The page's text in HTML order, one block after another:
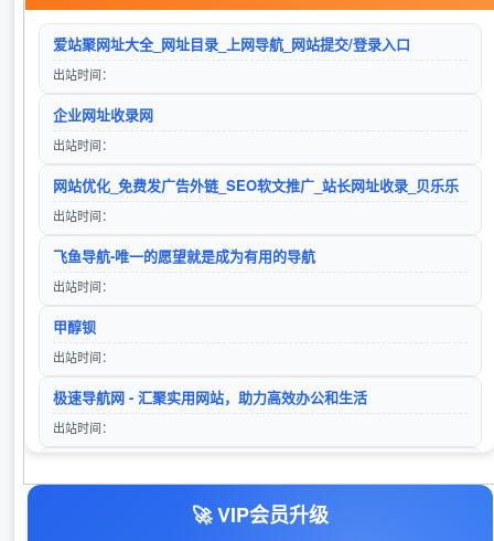
Reacham锐琛品牌官网
院线美白化妆品护肤品品牌代工厂家
访问站点
606导航网_常用网址大全_生活服务_让上网更顺溜
入站时间：2025-12-28
入站时间：2023-01-17
入站时间：2025-06-15
入站时间：2023-01-17
入站时间：2025-12-01
入站时间：2026-01-11
入站时间：2023-01-16
爱站聚网址大全_网址目录_上网导航_网站提交/登录入口
出站时间：
企业网址收录网
出站时间：
网站优化_免费发广告外链_SEO软文推广_站长网址收录_贝乐乐
出站时间：
飞鱼导航-唯一的愿望就是成为有用的导航
出站时间：
甲醇钡
出站时间：
极速导航网 - 汇聚实用网站，助力高效办公和生活
出站时间：
🚀 VIP会员升级